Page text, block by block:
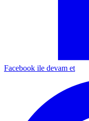
Facebook ile devam et